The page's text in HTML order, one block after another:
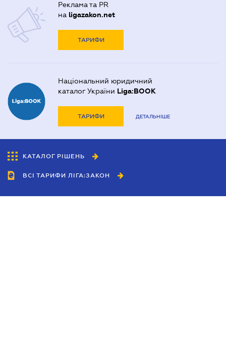
Реклама та PR
на ligazakon.net
ТАРИФИ
Національний юридичний
каталог України Liga:BOOK
ТАРИФИ ДЕТАЛЬНІШЕ
КАТАЛОГ РІШЕНЬ
ВСІ ТАРИФИ ЛІГА:ЗАКОН